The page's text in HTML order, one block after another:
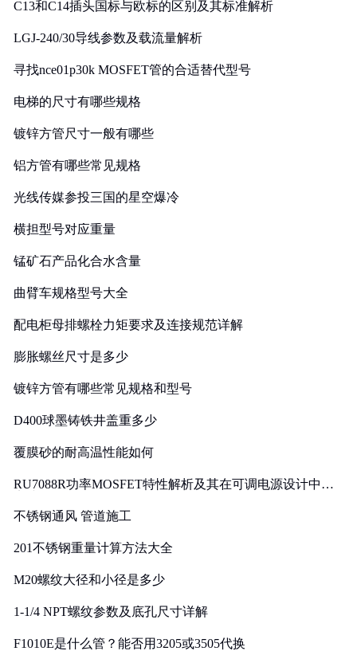
C13和C14插头国标与欧标的区别及其标准解析
LGJ-240/30导线参数及载流量解析
寻找nce01p30k MOSFET管的合适替代型号
电梯的尺寸有哪些规格
镀锌方管尺寸一般有哪些
铝方管有哪些常见规格
光线传媒参投三国的星空爆冷
横担型号对应重量
锰矿石产品化合水含量
曲臂车规格型号大全
配电柜母排螺栓力矩要求及连接规范详解
膨胀螺丝尺寸是多少
镀锌方管有哪些常见规格和型号
D400球墨铸铁井盖重多少
覆膜砂的耐高温性能如何
RU7088R功率MOSFET特性解析及其在可调电源设计中的
不锈钢通风 管道施工
201不锈钢重量计算方法大全
M20螺纹大径和小径是多少
1-1/4 NPT螺纹参数及底孔尺寸详解
F1010E是什么管？能否用3205或3505代换